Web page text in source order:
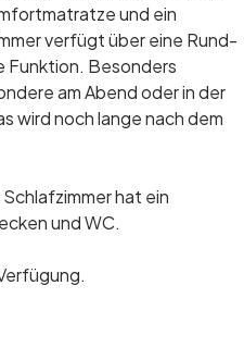
und ein
verfügt über eine Rund-
Funktion. Besonders
am Abend oder in der
wird noch lange nach dem
hat ein
und WC.